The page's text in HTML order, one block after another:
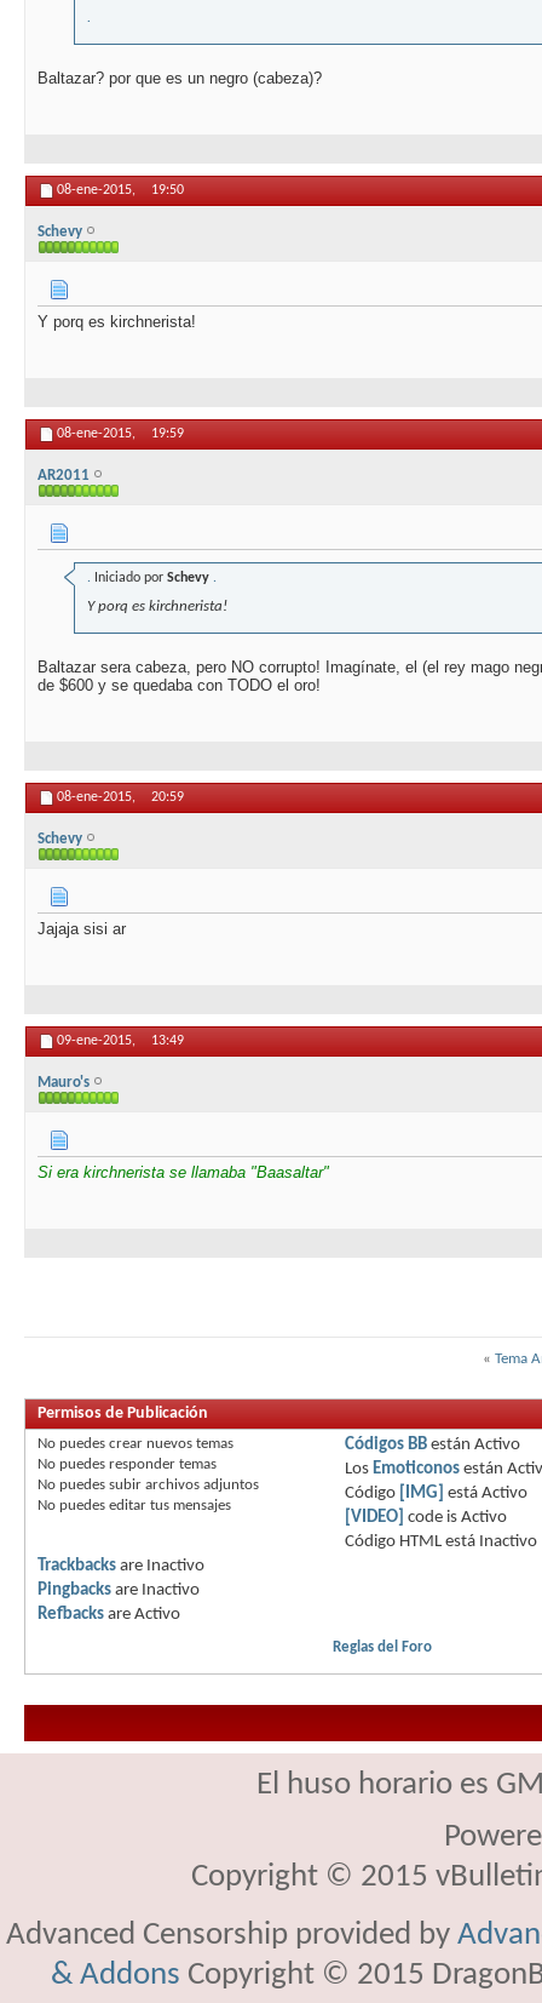
.
Baltazar? por que es un negro (cabeza)?
08-ene-2015, 19:50
Schevy
Y porq es kirchnerista!
08-ene-2015, 19:59
AR2011
. Iniciado por Schevy .
Y porq es kirchnerista!
Baltazar sera cabeza, pero NO corrupto! Imagínate, el (el rey mago
de $600 y se quedaba con TODO el oro!
08-ene-2015, 20:59
Schevy
Jajaja sisi ar
09-ene-2015, 13:49
Mauro's
Si era kirchnerista se llamaba "Baasaltar"
« Tema
Permisos de Publicación
No puedes crear nuevos temas
No puedes responder temas
No puedes subir archivos adjuntos
No puedes editar tus mensajes
Códigos BB están Activo
Los Emoticonos están
Código
[IMG] está Activo
[VIDEO] code is Activo
Código HTML está Inactivo
Trackbacks are Inactivo
Pingbacks are Inactivo
Refbacks are Activo
Reglas del Foro
El huso horario es
Copyright © 2015
Advanced Censorship provided by
& Addons Copyright © 2015